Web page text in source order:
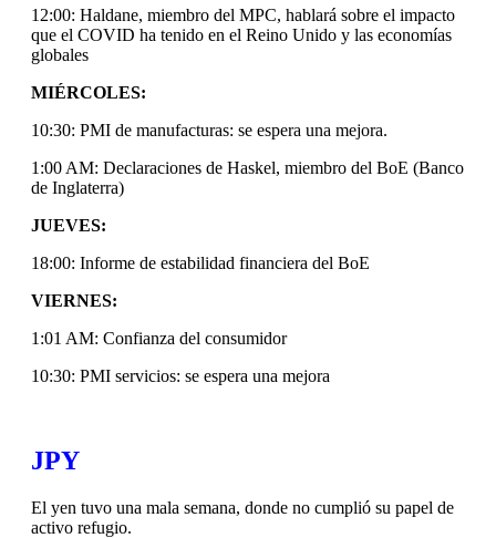
12:00: Haldane, miembro del MPC, hablará sobre el impacto
que el COVID ha tenido en el Reino Unido y las economías
globales
MIÉRCOLES:
10:30: PMI de manufacturas: se espera una mejora.
1:00 AM: Declaraciones de Haskel, miembro del BoE (Banco
de Inglaterra)
JUEVES:
18:00: Informe de estabilidad financiera del BoE
VIERNES:
1:01 AM: Confianza del consumidor
10:30: PMI servicios: se espera una mejora
JPY
El yen tuvo una mala semana, donde no cumplió su papel de
activo refugio.